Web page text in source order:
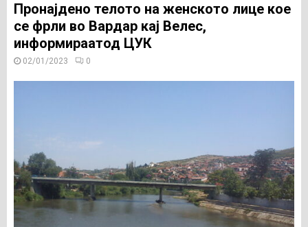
Пронајдено телото на женското лице кое
се фрли во Вардар кај Велес,
информираатод ЦУК
02/01/2023 0